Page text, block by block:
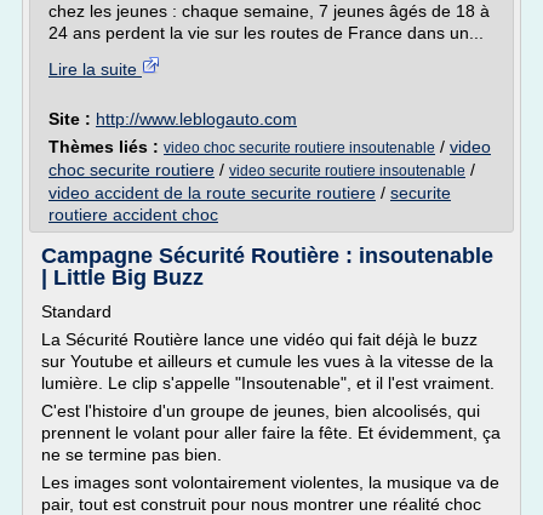
chez les jeunes : chaque semaine, 7 jeunes âgés de 18 à
24 ans perdent la vie sur les routes de France dans un...
Lire la suite
Site : http://www.leblogauto.com
Thèmes liés : video choc securite routiere insoutenable / video
choc securite routiere / video securite routiere insoutenable /
video accident de la route securite routiere / securite
routiere accident choc
Campagne Sécurité Routière : insoutenable
| Little Big Buzz
Standard
La Sécurité Routière lance une vidéo qui fait déjà le buzz
sur Youtube et ailleurs et cumule les vues à la vitesse de la
lumière. Le clip s'appelle "Insoutenable", et il l'est vraiment.
C'est l'histoire d'un groupe de jeunes, bien alcoolisés, qui
prennent le volant pour aller faire la fête. Et évidemment, ça
ne se termine pas bien.
Les images sont volontairement violentes, la musique va de
pair, tout est construit pour nous montrer une réalité choc